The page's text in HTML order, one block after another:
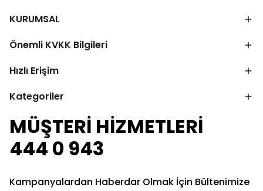
KURUMSAL
Önemli KVKK Bilgileri
Hızlı Erişim
Kategoriler
MÜŞTERİ HİZMETLERİ
444 0 943
Kampanyalardan Haberdar Olmak İçin Bültenimize